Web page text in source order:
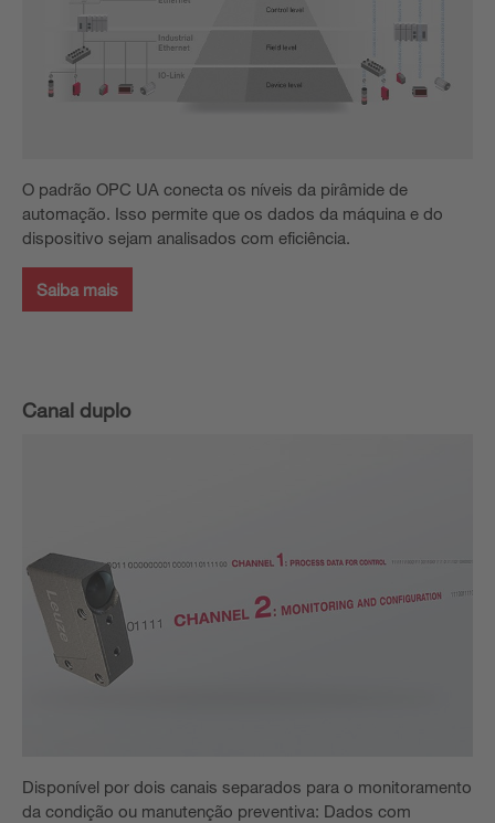
O padrão OPC UA conecta os níveis da pirâmide de
automação. Isso permite que os dados da máquina e do
dispositivo sejam analisados com eficiência.
Saiba mais
Canal duplo
Disponível por dois canais separados para o monitoramento
da condição ou manutenção preventiva: Dados com